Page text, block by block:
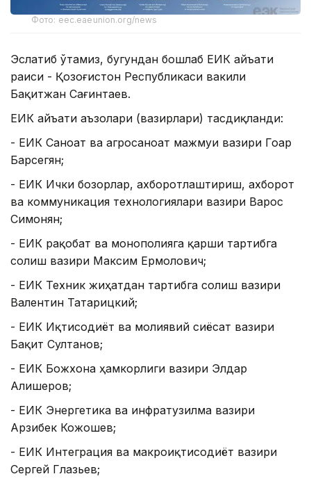
Фото: eec.eaeunion.org/news
Эслатиб ўтамиз, бугундан бошлаб ЕИК Ҳайъати
раиси - Қозоғистон Республикаси вакили
Бақитжан Сағинтаев.
ЕИК Ҳайъати аъзолари (вазирлари) тасдиқланди:
- ЕИК Саноат ва агросаноат мажмуи вазири Гоар
Барсегян;
- ЕИК Ички бозорлар, ахборотлаштириш, ахборот
ва коммуникация технологиялари вазири Варос
Симонян;
- ЕИК рақобат ва монополияга қарши тартибга
солиш вазири Максим Ермолович;
- ЕИК Техник жиҳатдан тартибга солиш вазири
Валентин Татарицкий;
- ЕИК Иқтисодиёт ва молиявий сиёсат вазири
Бақит Султанов;
- ЕИК Божхона ҳамкорлиги вазири Элдар
Алишеров;
- ЕИК Энергетика ва инфратузилма вазири
Арзибек Кожошев;
- ЕИК Интеграция ва макроиқтисодиёт вазири
Сергей Глазьев;